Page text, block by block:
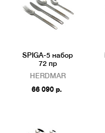
SPIGA-5 набор
72 пр
HERDMAR
66 090 р.